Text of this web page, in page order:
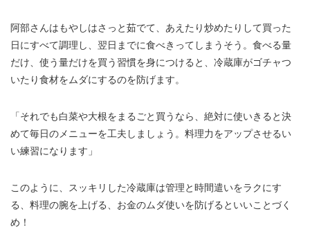
阿部さんはもやしはさっと茹でて、あえたり炒めたりして買った
日にすべて調理し、翌日までに食べきってしまうそう。食べる量
だけ、使う量だけを買う習慣を身につけると、冷蔵庫がゴチャつ
いたり食材をムダにするのを防げます。
「それでも白菜や大根をまるごと買うなら、絶対に使いきると決
めて毎日のメニューを工夫しましょう。料理力をアップさせるい
い練習になります」
このように、スッキリした冷蔵庫は管理と時間遣いをラクにす
る、料理の腕を上げる、お金のムダ使いを防げるといいことづく
め！